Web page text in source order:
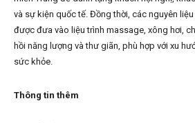
và sự kiện quốc tế. Đồng thời, các nguyên
được đưa vào liệu trình massage, xông hơi,
hồi năng lượng và thư giãn, phù hợp với xu
sức khỏe.
Thông tin thêm